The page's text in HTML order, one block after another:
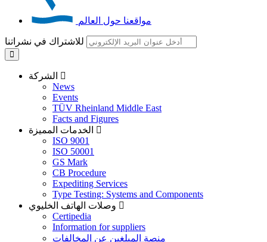
مواقعنا حول العالم
للاشتراك في نشراتنا
News
Events
TÜV Rheinland Middle East
Facts and Figures
ISO 9001
ISO 50001
GS Mark
CB Procedure
Expediting Services
Type Testing: Systems and Components
Certipedia
Information for suppliers
منصة المبلغين عن المخالفات